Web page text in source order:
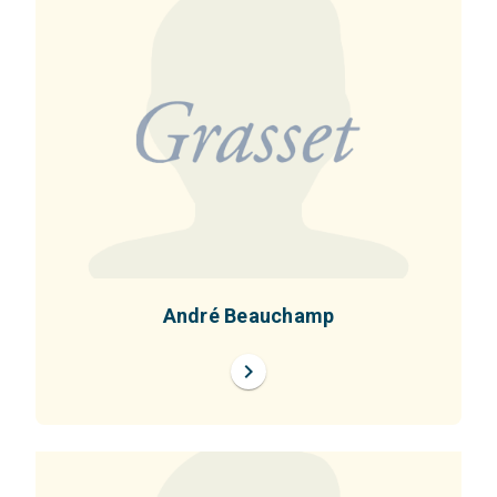
André Beauchamp
chevron_right